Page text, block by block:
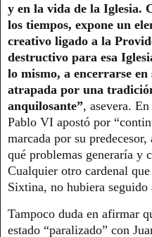
y en la vida de la Iglesia.
los tiempos, expone un
creativo ligado a la
destructivo para esa
lo mismo, a encerrarse
atrapada por una
anquilosante”, asevera.
Pablo VI apostó por
marcada por su
qué problemas generaría y
Cualquier otro cardenal
Sixtina, no hubiera seguido
Tampoco duda en afirmar
estado “paralizado” con